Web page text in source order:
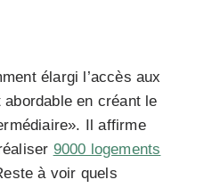
élargi l’accès aux
en créant le
Il affirme
9000 logements
à voir quels